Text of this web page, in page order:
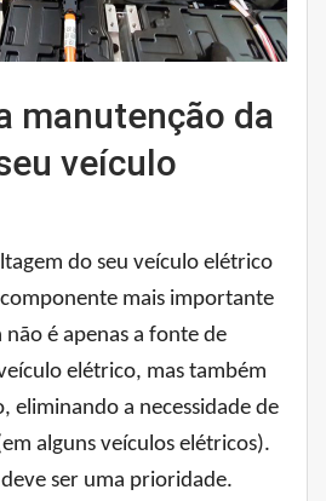
manutenção da
veículo
do seu veículo elétrico
mais importante
é apenas a fonte de
elétrico, mas também
eliminando a necessidade de
alguns veículos elétricos).
ser uma prioridade.